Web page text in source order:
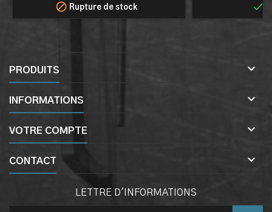
 Rupture de stock 
PRODUITS 
INFORMATIONS 
VOTRE COMPTE 
CONTACT 
LETTRE D'INFORMATIONS